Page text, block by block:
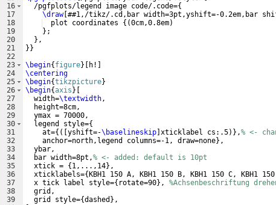
16
17
18
19
20
21
22
23
24
25
26
27
28
29
30
31
32
33
34
35
36
37
38
39
  /pgfplots/legend image code/.code=
{
\draw[ ##1,/tikz/.cd,bar width=3pt,yshift=-0.2em,bar
  plot coordinates
{(0cm,0.8em)
} ;
} ,
}}
\begin{ figure} h!
\centering
\begin{tikzpicture}
\begin{axis }
  width=
\textwidth,
  height=8cm,
  ymax = 70000,
  legend style=
{
    at=
{([ yshift=-\baselineskip xticklabel cs:.5)} ,% <-
    anchor=north,legend columns=-1, draw=none
} ,
  ybar,
  bar width=8pt,
% <- added: default is 10pt
  xtick =
{ 1,...,14} ,
  xticklabels=
{ KBH1 150 A, KBH1 150 B, KBH1 150 C, KBH1
  x tick label style=
{ rotate=90} , %Achsenbeschriftung
  grid,
  grid style=
{dashed } ,